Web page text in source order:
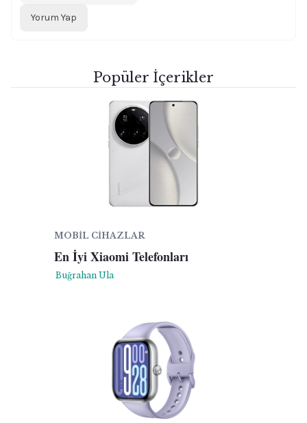
Yorum Yap
Popüler İçerikler
MOBIL CIHAZLAR
En İyi Xiaomi Telefonları
Buğrahan Ula